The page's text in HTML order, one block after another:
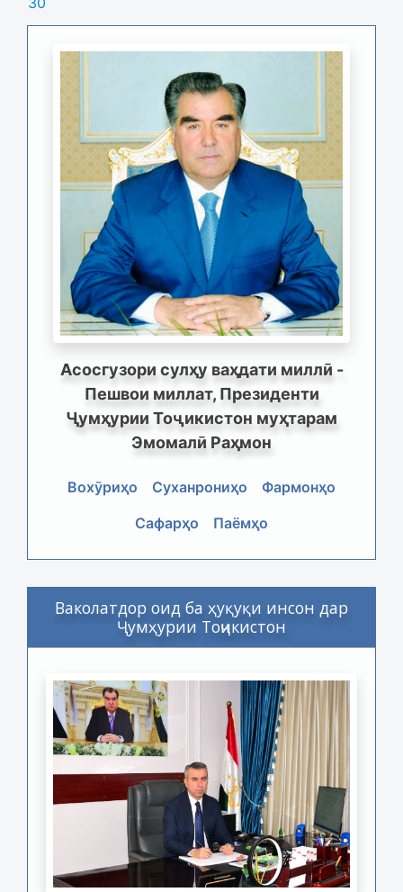
Асосгузори сулҳу ваҳдати миллӣ -
Пешвои миллат, Президенти
Ҷумҳурии Тоҷикистон муҳтарам
Эмомалӣ Раҳмон
Вохӯриҳо Суханрониҳо
Фармонҳо
Сафарҳо
Паёмҳо
Ваколатдор оид ба ҳуқуқи инсон дар
Ҷумҳурии Тоҷикистон